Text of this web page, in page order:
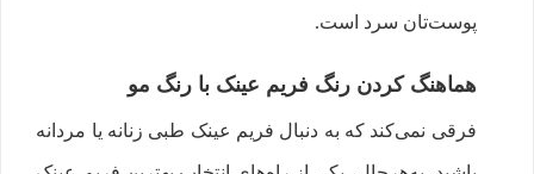
پوست‌تان سرد است.
هماهنگ کردن رنگ فریم عینک با رنگ مو
فرقی نمی‌کند که به دنبال فریم عینک طبی زنانه یا مردانه